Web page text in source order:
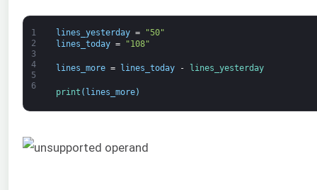
1
2
3
4
5
6
lines_yesterday =
"50"
lines_today = "108"
lines_more = lines_today - lines_yesterday
print ( lines_more)